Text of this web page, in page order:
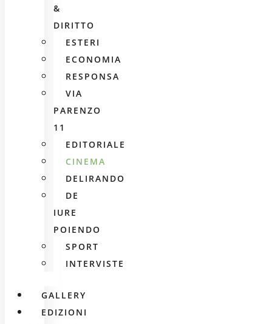
&
DIRITTO
ESTERI
ECONOMIA
RESPONSA
VIA
PARENZO
11
EDITORIALE
CINEMA
DELIRANDO
DE
IURE
POIENDO
SPORT
INTERVISTE
GALLERY
EDIZIONI